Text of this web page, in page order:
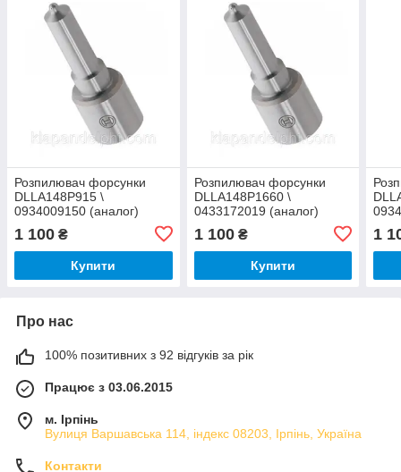
Розпилювач форсунки
DLLA148P915 \
0934009150 (аналог)
1 100 ₴
Купити
Розпилювач форсунки
DLLA148P1660 \
0433172019 (аналог)
1 100₴
Купити
1
Про нас
100% позитивних з 92 відгуків за рік
Працює з 03.06.2015
м. Ірпінь
Вулиця Варшавська 114, індекс 08203, Ірпінь, Україна
Контакти